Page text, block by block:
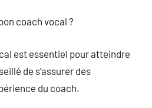
coach vocal ?
est essentiel pour atteindre
de s’assurer des
du coach.